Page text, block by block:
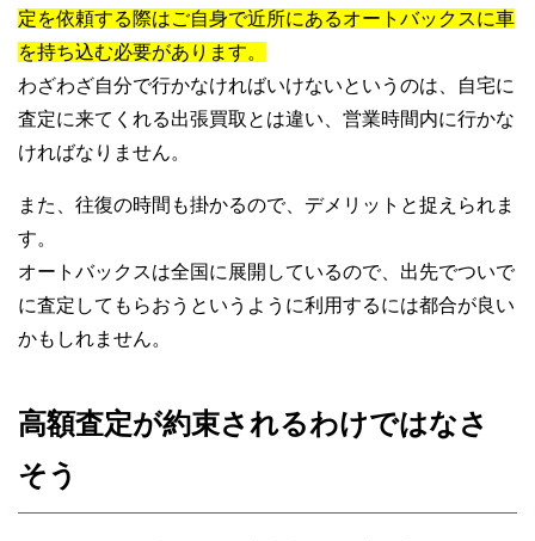
30代男性
オートバックス車買取
オートバックス車買取
定を依頼する際はご自身で近所にあるオートバックスに車
を持ち込む必要があります。
わざわざ自分で行かなければいけないというのは、自宅に
査定に来てくれる出張買取とは違い、営業時間内に行かな
ければなりません。
また、往復の時間も掛かるので、デメリットと捉えられま
す。
オートバックスは全国に展開しているので、出先でついで
に査定してもらおうというように利用するには都合が良い
かもしれません。
高額査定が約束されるわけではなさ
そう